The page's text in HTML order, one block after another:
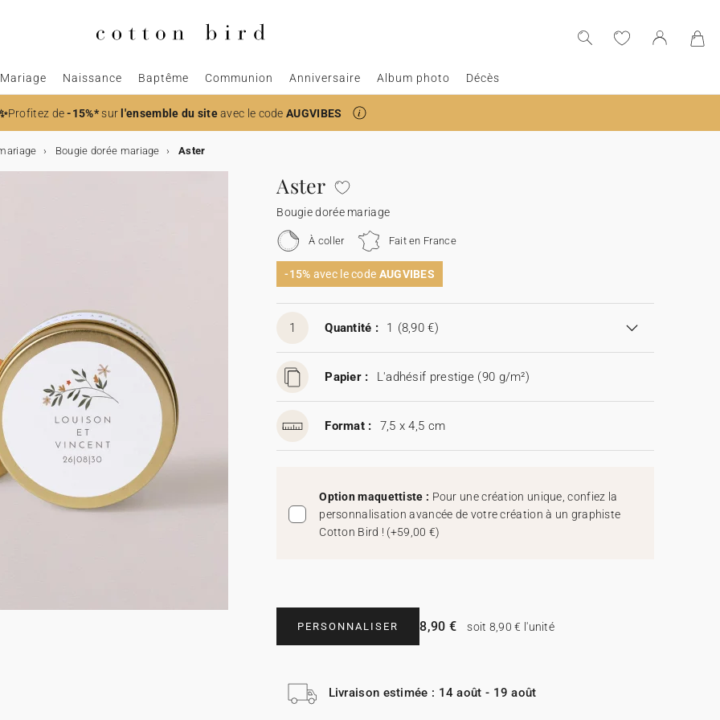
Mariage Naissance Baptême Communion Anniversaire Album photo Décès
Profitez de-15%*surl'ensemble du siteavec le code AUGVIBES
Bougie dorée mariage Aster
Aster
Bougie dorée mariage
À coller Fait en France
-15% avec le code AUGVIBES
1 Quantité : 1 (8,90 €)
Papier : L'adhésif prestige (90 g/m²)
Format : 7,5 x 4,5 cm
Option maquettiste : Pour une création unique, confiez la
personnalisation avancée de votre création à un graphiste
Cotton Bird ! (+59,00 €)
PERSONNALISER 8,90 € soit 8,90 € l'unité
Livraison estimée : 14 août - 19 août